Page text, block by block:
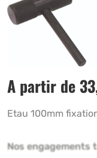
A partir de
Etau 100mm
Nos engagements